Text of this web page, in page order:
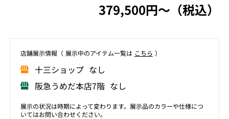
379,500円〜（税込）
店舗展⽰情報（ 展⽰中のアイテム⼀覧は こちら ）
⼗三ショップ なし
阪急うめだ本店7階 なし
展示の状況は時期によって変わります。展示品のカラーや仕様につ
いてはお問い合わせください。